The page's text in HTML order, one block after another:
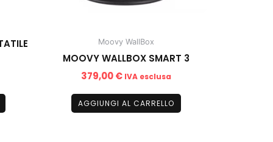
Moovy WallBox
MOOVY WALLBOX SMART 3
379,00€ IVA esclusa
AGGIUNGI AL CARRELLO